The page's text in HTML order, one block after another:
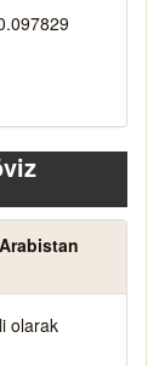
olarak